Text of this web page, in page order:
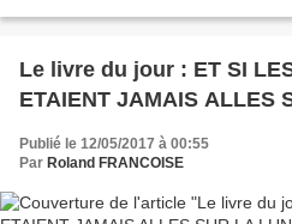
Le livre du jour : ET SI
ETAIENT JAMAIS ALLES
Publié le 12/05/2017 à 00:55
Par Roland FRANCOISE